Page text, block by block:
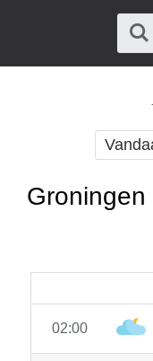
02:00